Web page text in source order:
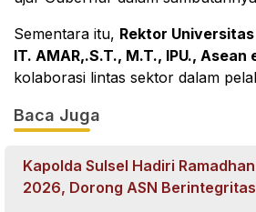
Sementara itu, Rektor
IT. AMAR,.S.T., M.T., IPU., Asean
kolaborasi lintas sektor dalam
Baca Juga
Kapolda Sulsel Hadiri
2026, Dorong ASN